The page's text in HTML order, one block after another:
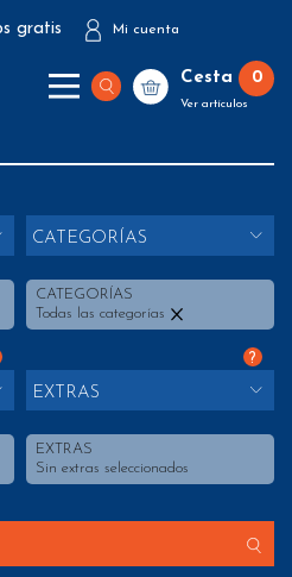
gratis Mi cuenta
Cesta 0
Ver artículos
CATEGORÍAS
CATEGORÍAS
Todas las categorías
?
EXTRAS
EXTRAS
Sin extras seleccionados